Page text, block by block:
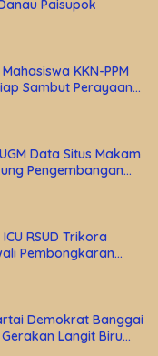
Paisupok
KKN-PPM
Sambut Perayaan
Data Situs Makam
Pengembangan
RSUD Trikora
Pembongkaran
Demokrat Banggai
Langit Biru